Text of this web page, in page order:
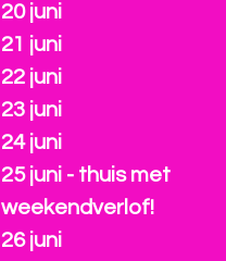
20 juni
21 juni
22 juni
23 juni
24 juni
25 juni - thuis met
weekendverlof!
26 juni